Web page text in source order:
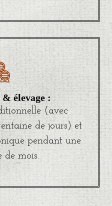
élevage :
(avec
de jours) et
pendant une
de mois.